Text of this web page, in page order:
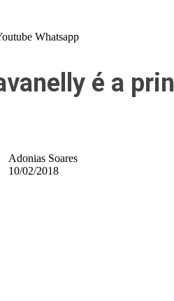
Whatsapp
é a
Adonias Soares
10/02/2018